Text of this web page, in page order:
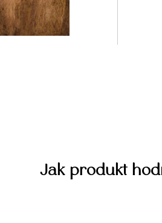
Jak produkt